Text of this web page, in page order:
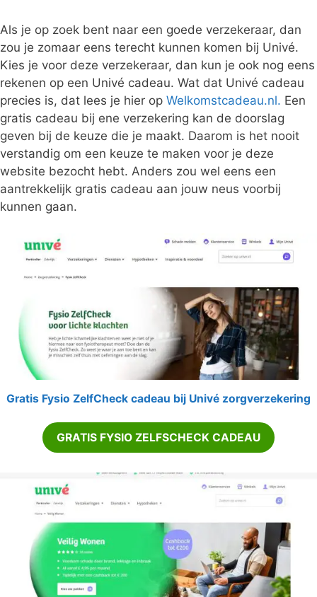
Als je op zoek bent naar een goede verzekeraar, dan
zou je zomaar eens terecht kunnen komen bij Univé.
Kies je voor deze verzekeraar, dan kun je ook nog eens
rekenen op een Univé cadeau. Wat dat Univé cadeau
precies is, dat lees je hier op Welkomstcadeau.nl. Een
gratis cadeau bij ene verzekering kan de doorslag
geven bij de keuze die je maakt. Daarom is het nooit
verstandig om een keuze te maken voor je deze
website bezocht hebt. Anders zou wel eens een
aantrekkelijk gratis cadeau aan jouw neus voorbij
kunnen gaan.
Gratis Fysio ZelfCheck cadeau bij Univé zorgverzekering
GRATIS FYSIO ZELFSCHECK CADEAU